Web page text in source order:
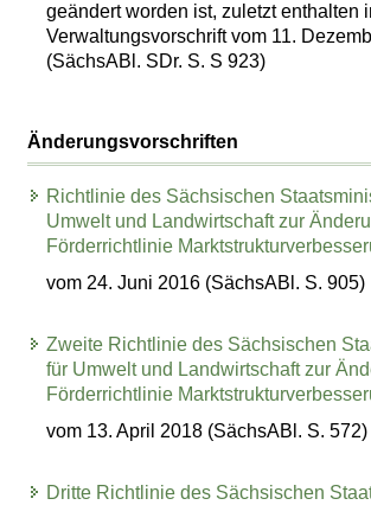
geändert worden ist, zuletzt enthalten
Verwaltungsvorschrift vom 11.
(SächsABl. SDr. S. S 923)
Änderungsvorschriften
Richtlinie des Sächsischen
Umwelt und Landwirtschaft zur
Förderrichtlinie
vom 24. Juni 2016 (SächsABl. S. 905)
Zweite Richtlinie des Sächsischen
für Umwelt und Landwirtschaft zur
Förderrichtlinie
vom 13. April 2018 (SächsABl. S. 572)
Dritte Richtlinie des Sächsischen